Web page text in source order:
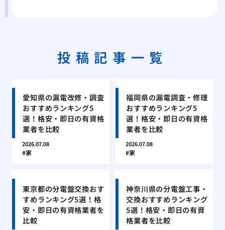
投稿記事一覧
愛知県の漏電改修・調査
おすすめランキング5
選！格安・即日の有資格
業者を比較
2026.07.08
家
福岡県の漏電調査・修理
おすすめランキング5
選！格安・即日の有資格
業者を比較
2026.07.08
家
東京都の分電盤交換おす
すめランキング5選！格
安・即日の有資格業者を
比較
神奈川県の分電盤工事・
交換おすすめランキング
5選！格安・即日の有資
格業者を比較